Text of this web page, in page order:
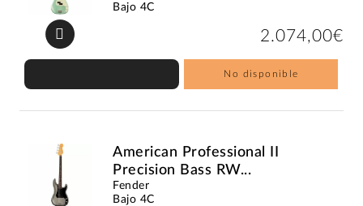
Bajo 4C
2.074,00€
No disponible
American Professional II
Precision Bass RW...
Fender
Bajo 4C